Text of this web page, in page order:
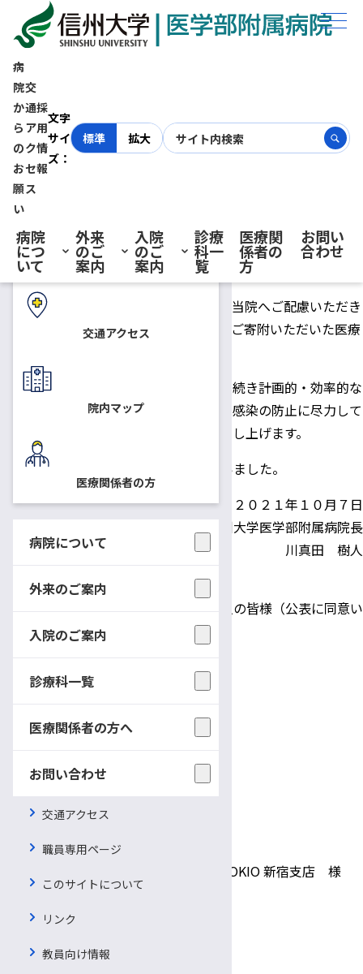
病
院
か
ら
の
お
願
い
交
通
ア
ク
セ
ス
採
用
情
報
文字
サイ
ズ：
標準 拡大
病院
につ
いて
外来
のご
案内
入院
のご
案内
診療
科一
覧
医療関
係者の
方
お問い
合わせ
ホーム お知らせ 医療資材ご寄附への御礼
医療資材ご寄附への御礼
2021.10.07 お知らせ
新型コロナウイルス感染症拡大に伴い、サージカルマスクなど
の医療資材（サージカルマスク、Ｎ９５マスク、アイソレーシ
ョンガウン、フェイスガード、キャップなど）の供給が難しく
なっている中、多くの皆様から当院へご寄附をいただいており
ます。
とても貴重な資材であるにも関わらず、当院へご配慮いただき
ましたこと、心より感謝申し上げます。ご寄附いただいた医療
依然、入手が困難な状況ですので、引き続き計画的・効率的な
運用に努めてまいりますとともに、院内感染の防止に尽力して
まいりますので、何卒よろしくお願い申し上げます。
この度のご支援、誠にありがとうございました。
２０２１年１０月７日
信州大学医学部附属病院長
川真田 樹人
ご支援いただきました企業・団体・個人の皆様（公表に同意い
ただいた方のみ掲載しております。）
・一般財団法人信和会 様
・医療法人ゆりかご 様
・株式会社アイバワークス 様
・株式会社信州セラミックス 様
・株式会社立沢化成 様
・株式会社東京海上日動パートナーズTOKIO 新宿支店 様
・株式会社H-LINE 様
・株式会社BI-SO 様
・黒田 タヅ子 様
入院・ご面会の方へ
交通アクセス
院内マップ
医療関係者の方
病院について
外来のご案内
入院のご案内
診療科一覧
医療関係者の方へ
お問い合わせ
交通アクセス
職員専用ページ
このサイトについて
リンク
教員向け情報